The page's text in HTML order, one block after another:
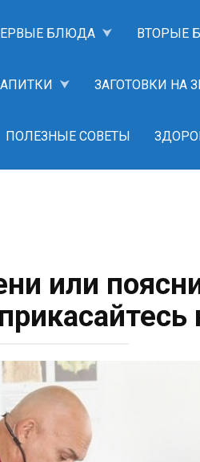
БЛЮДА ВТОРЫЕ
ЗАГОТОВКИ НА
ПОЛЕЗНЫЕ СОВЕТЫ
или